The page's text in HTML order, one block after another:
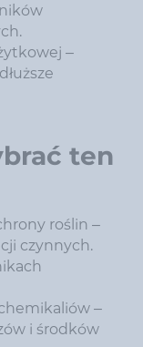
–
ten
roślin –
czynnych.
–
i środków